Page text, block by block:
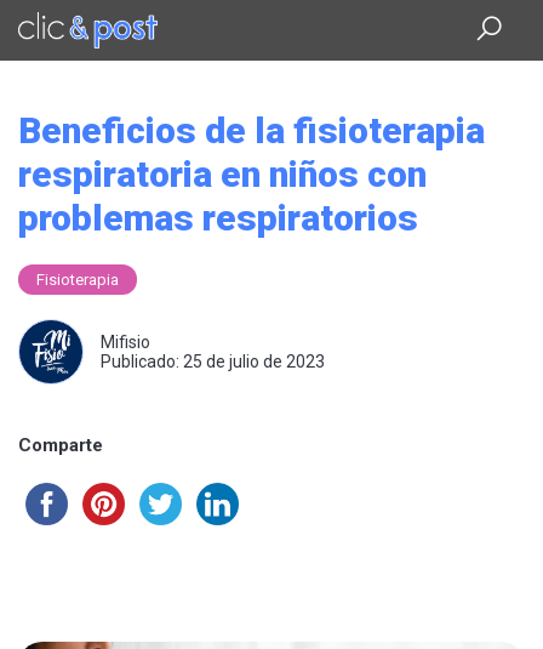
Saltar
contenido
Beneficios de la fisioterapia
respiratoria en niños con
problemas respiratorios
Fisioterapia
Mifisio
Publicado: 25 de julio de 2023
Comparte